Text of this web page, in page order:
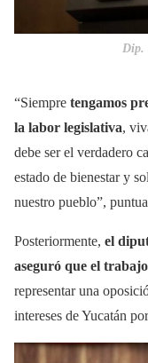
Dip.
“Siempre tengamos
la labor legislativa,
debe ser el verdadero
estado de bienestar y
nuestro pueblo”,
Posteriormente, el
aseguró que el
representar una
intereses de Yucatán